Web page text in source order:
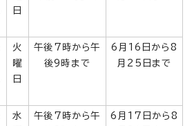
日
火
曜
日
午後7時から午
後9時まで
6月16日から8
月25日まで
水
午後7時から午
6月17日から8